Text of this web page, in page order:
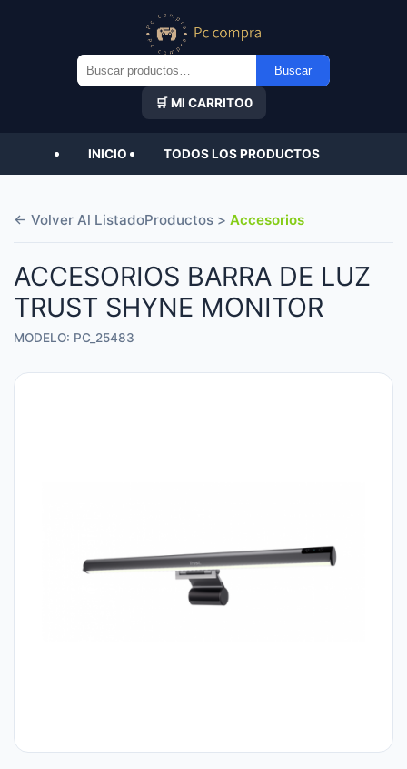
Buscar
por:
Buscar
🛒 MI CARRITO0
INICIO TODOS LOS PRODUCTOS
← Volver Al ListadoProductos > Accesorios
ACCESORIOS BARRA DE LUZ
TRUST SHYNE MONITOR
MODELO: PC_25483